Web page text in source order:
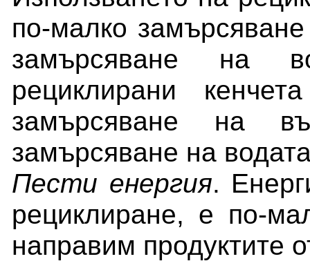
по-малко
замърсяване на
рециклирани кенчета
замърсяване на
замърсяване на
Пести енергия.
рециклиране, е по-
направим продуктите